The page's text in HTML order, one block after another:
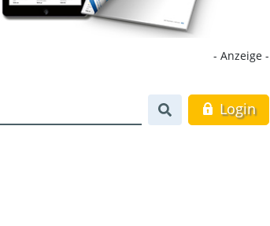
- Anzeige -
Login